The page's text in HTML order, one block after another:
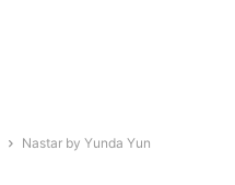
Nastar by Yunda Yun